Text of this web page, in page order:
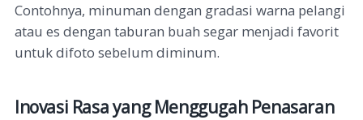
Contohnya, minuman dengan gradasi warna pelangi
atau es dengan taburan buah segar menjadi favorit
untuk difoto sebelum diminum.
Inovasi Rasa yang Menggugah Penasaran